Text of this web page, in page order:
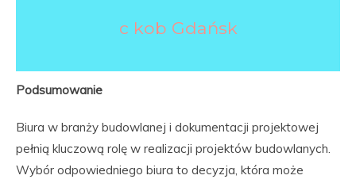
c kob Gdańsk
Podsumowanie
Biura w branży budowlanej i dokumentacji projektowej
pełnią kluczową rolę w realizacji projektów budowlanych.
Wybór odpowiedniego biura to decyzja, która może